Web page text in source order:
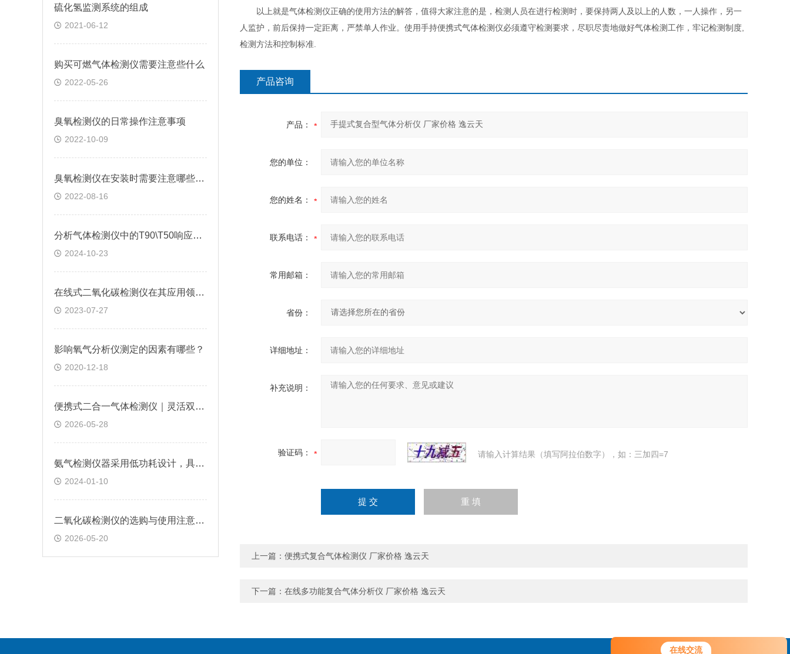
在线交流
您好！欢迎前来咨询，很高兴为您
硫化氢监测系统的组成
2021-06-12
购买可燃气体检测仪需要注意些什么
2022-05-26
臭氧检测仪的日常操作注意事项
2022-10-09
臭氧检测仪在安装时需要注意哪些问题?
2022-08-16
分析气体检测仪中的T90\T50响应时间
2024-10-23
在线式二氧化碳检测仪在其应用领域发挥的作用
2023-07-27
影响氧气分析仪测定的因素有哪些？
2020-12-18
便携式二合一气体检测仪｜灵活双气检测，让工业安全巡检更可靠
2026-05-28
氨气检测仪器采用低功耗设计，具有较长的使用寿命
2024-01-10
二氧化碳检测仪的选购与使用注意事项
2026-05-20
以上就是气体检测仪正确的使用方法的解答，值得大家注意的是，检测人员在进行检测时，要保持两人及以上的人数，一人操作，另一
人监护，前后保持一定距离，严禁单人作业。使用手持便携式气体检测仪必须遵守检测要求，尽职尽责地做好气体检测工作，牢记检测制度,
检测方法和控制标准.
产品咨询
产品：
您的单位：
您的姓名：
联系电话：
常用邮箱：
省份：
详细地址：
补充说明：
验证码： 请输入计算结果（填写阿拉伯数字），如：三加四=7
上一篇： 便携式复合气体检测仪 厂家价格 逸云天
下一篇： 在线多功能复合气体分析仪 厂家价格 逸云天